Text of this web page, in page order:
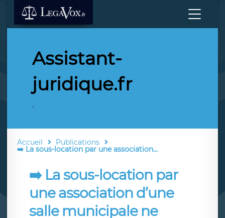
Assistant-
juridique.fr
.
Accueil Publications
➡️ La sous-location par une association...
➡️ La sous-location par
une association d’une
salle municipale ne